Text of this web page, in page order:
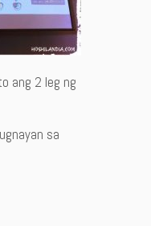
ang 2 leg ng
sa